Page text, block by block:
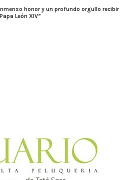
honor y un profundo orgullo recibir
León XIV”